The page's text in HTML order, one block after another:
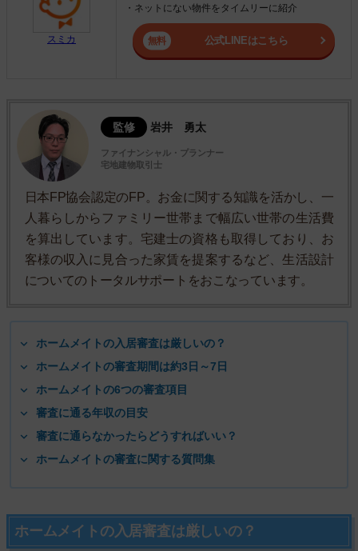
スミカ
・ネットにない物件をタイムリーに紹介
公式LINEはこちら
監修 岩井 勇太
ファイナンシャル・プランナー
宅地建物取引士
日本FP協会認定のFP。お金に関する知識を活かし、一
人暮らしからファミリー世帯まで幅広い世帯の生活費
を算出しています。宅建士の資格も取得しており、お
客様の収入に見合った家賃を提案するなど、生活設計
についてのトータルサポートをおこなっています。
ホームメイトの入居審査は厳しいの？
ホームメイトの審査期間は約3日～7日
ホームメイトの6つの審査項目
審査に通る年収の目安
審査に通らなかったらどうすればいい？
ホームメイトの審査に関する質問集
ホームメイトの入居審査は厳しいの？